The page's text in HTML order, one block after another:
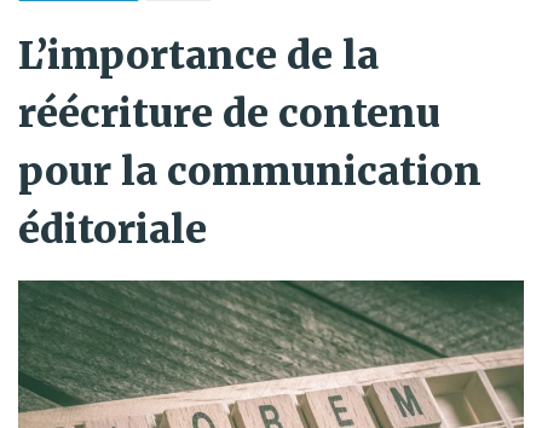
L’importance de la
réécriture de contenu
pour la communication
éditoriale